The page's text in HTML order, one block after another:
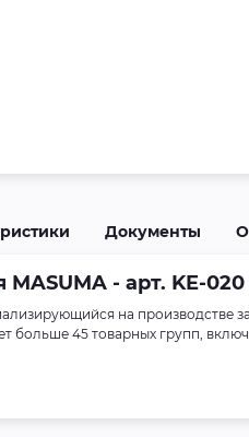
Документы
- арт. KE-
на производстве
больше 45 товарных групп,